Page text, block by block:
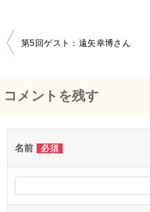
稿
ー
第5回ゲスト：遠矢幸博さん
コメントを残す
名前 必須